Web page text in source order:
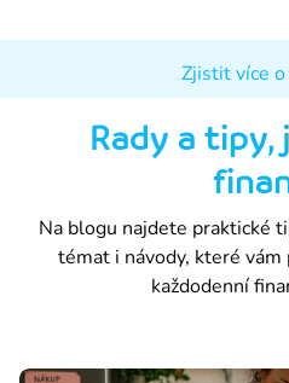
Zjistit více
Rady a tipy,
Na blogu najdete praktické
témat i návody, které
každodenní